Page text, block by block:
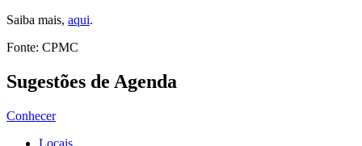
Saiba mais, aqui.
Fonte: CPMC
Sugestões de Agenda
Conhecer
Locais